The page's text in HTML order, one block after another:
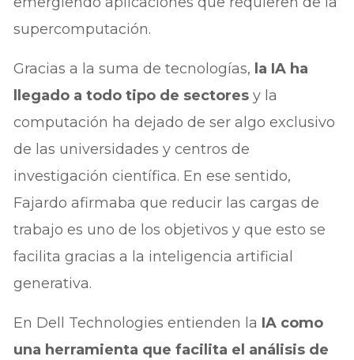
supercomputación.
Gracias a la suma de tecnologías, la IA ha
llegado a todo tipo de sectores y la
computación ha dejado de ser algo exclusivo
de las universidades y centros de
investigación científica. En ese sentido,
Fajardo afirmaba que reducir las cargas de
trabajo es uno de los objetivos y que esto se
facilita gracias a la inteligencia artificial
generativa.
En Dell Technologies entienden la IA como
una herramienta que facilita el análisis de